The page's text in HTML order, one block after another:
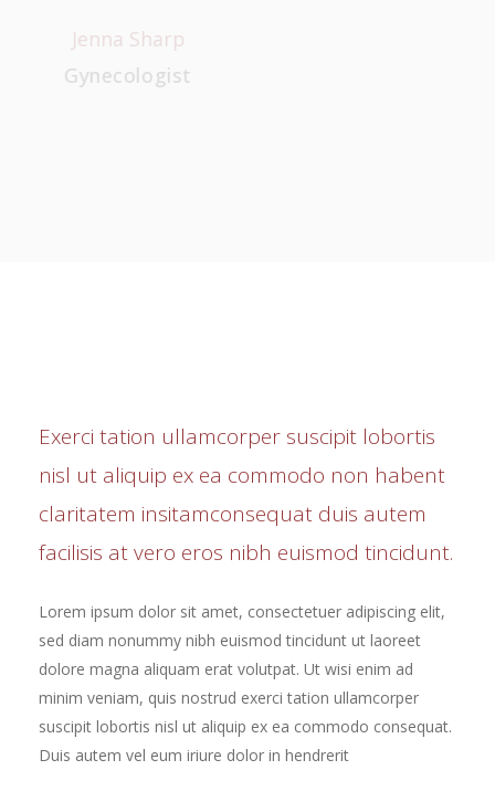
Exerci tation ullamcorper suscipit lobortis
nisl ut aliquip ex ea commodo non habent
claritatem insitamconsequat duis autem
facilisis at vero eros nibh euismod tincidunt.
Lorem ipsum dolor sit amet, consectetuer adipiscing elit,
sed diam nonummy nibh euismod tincidunt ut laoreet
dolore magna aliquam erat volutpat. Ut wisi enim ad
minim veniam, quis nostrud exerci tation ullamcorper
suscipit lobortis nisl ut aliquip ex ea commodo consequat.
Duis autem vel eum iriure dolor in hendrerit